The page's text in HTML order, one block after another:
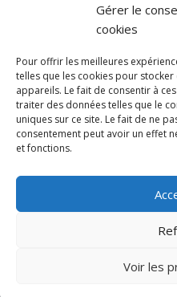
Gérer le
cookies
Pour offrir les meilleures
telles que les cookies pour
appareils. Le fait de consentir à
traiter des données telles que le
uniques sur ce site. Le fait de ne
consentement peut avoir un effet
et fonctions.
Voir les
discothèque
Si tu
pas à
tes
séries
net